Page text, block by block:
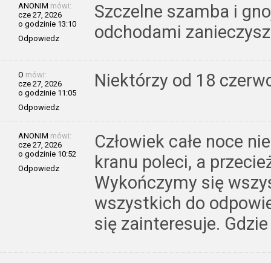
ANONIM mówi:
cze 27, 2026
o godzinie 13:10
Odpowiedz
Szczelne szamba i
odchodami
O mówi:
cze 27, 2026
o godzinie 11:05
Odpowiedz
Niektórzy od 18
ANONIM mówi:
cze 27, 2026
o godzinie 10:52
Odpowiedz
Człowiek całe noce
kranu poleci, a
Wykończymy się
wszystkich do
się zainteresuje.